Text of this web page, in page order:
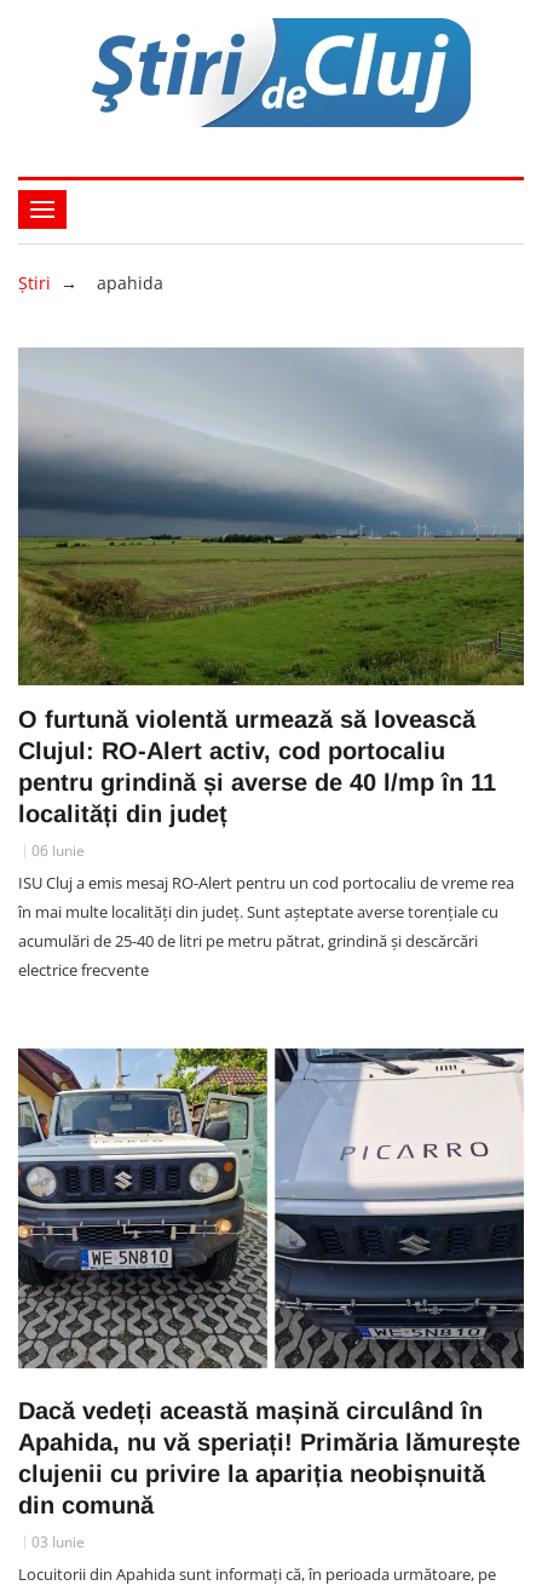
Ştiri → apahida
O furtună violentă urmează să lovească
Clujul: RO-Alert activ, cod portocaliu
pentru grindină și averse de 40 l/mp în 11
localități din județ
06 Iunie
ISU Cluj a emis mesaj RO-Alert pentru un cod portocaliu de vreme rea
în mai multe localități din județ. Sunt așteptate averse torențiale cu
acumulări de 25-40 de litri pe metru pătrat, grindină și descărcări
electrice frecvente
Dacă vedeți această mașină circulând în
Apahida, nu vă speriați! Primăria lămurește
clujenii cu privire la apariția neobișnuită
din comună
03 Iunie
Locuitorii din Apahida sunt informați că, în perioada următoare, pe